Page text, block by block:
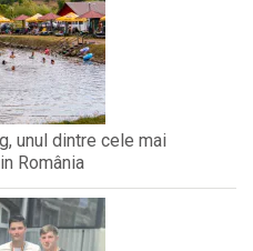
unul dintre cele mai
România